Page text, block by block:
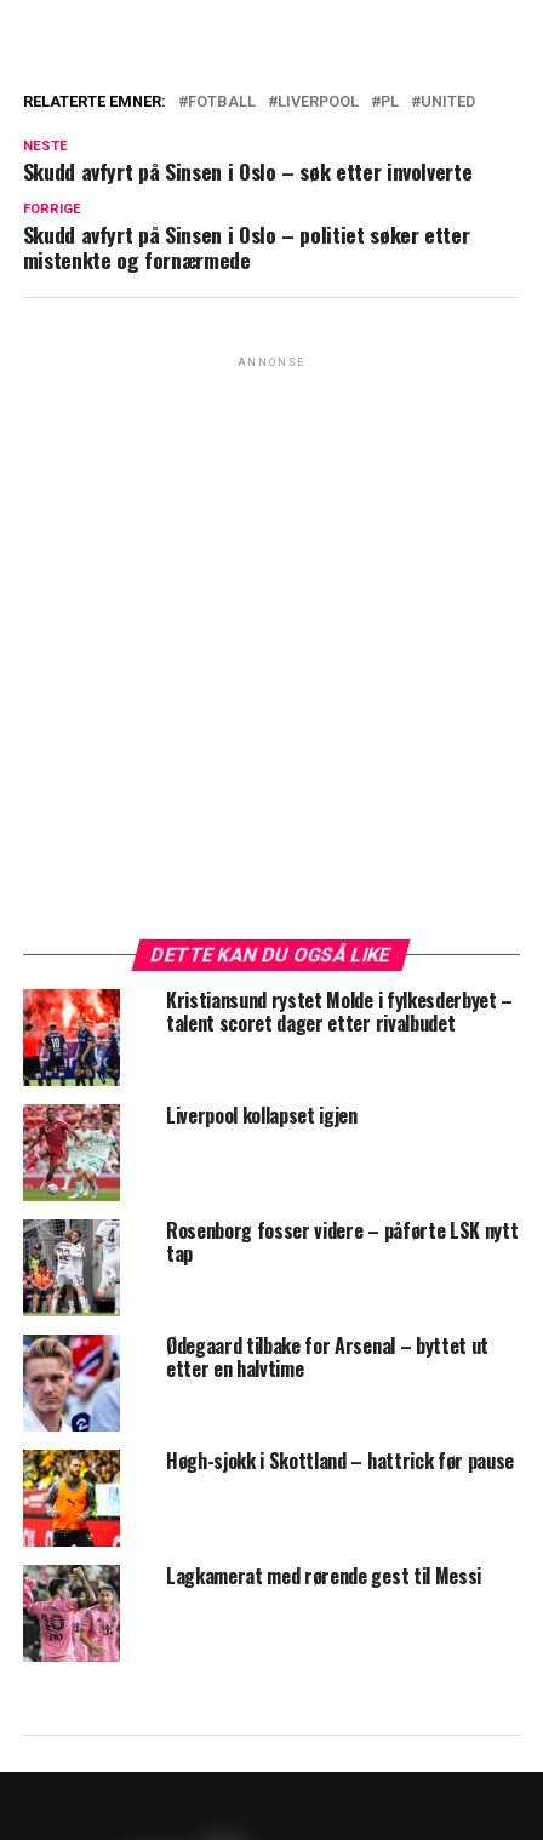
RELATERTE EMNER: FOTBALL LIVERPOOL PL UNITED
NESTE
Skudd avfyrt på Sinsen i Oslo – søk etter involverte
FORRIGE
Skudd avfyrt på Sinsen i Oslo – politiet søker etter
mistenkte og fornærmede
ANNONSE
DETTE KAN DU OGSÅ LIKE
Kristiansund rystet Molde i fylkesderbyet –
talent scoret dager etter rivalbudet
Liverpool kollapset igjen
Rosenborg fosser videre – påførte LSK nytt
tap
Ødegaard tilbake for Arsenal – byttet ut
etter en halvtime
Høgh-sjokk i Skottland – hattrick før pause
Lagkamerat med rørende gest til Messi